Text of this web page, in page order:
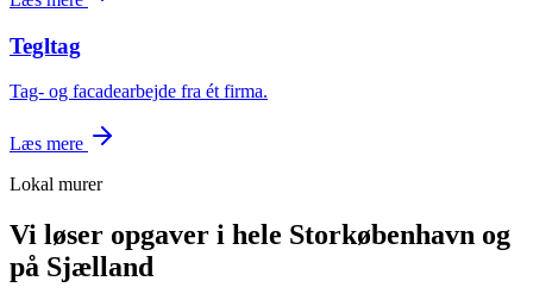
Tegltag
Tag- og facadearbejde fra ét firma.
Læs mere
Lokal murer
Vi løser opgaver i hele Storkøbenhavn og
på Sjælland